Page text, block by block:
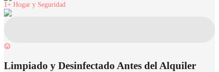
1+ Hogar y Seguridad
Limpiado y Desinfectado Antes del Alquiler